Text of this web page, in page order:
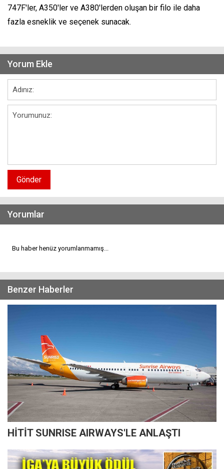
747F'ler, A350'ler ve A380'lerden oluşan bir filo ile daha
fazla esneklik ve seçenek sunacak.
Yorum Ekle
Gönder
Yorumlar
Bu haber henüz yorumlanmamış...
Benzer Haberler
HİTİT SUNRISE AIRWAYS'LE ANLAŞTI